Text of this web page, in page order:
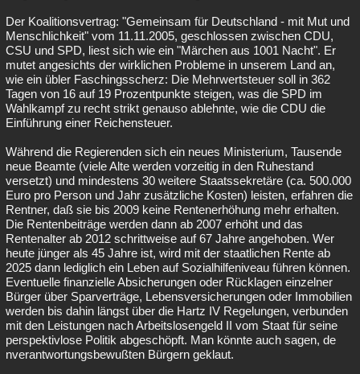
Der Koalitionsvertrag: "Gemeinsam für Deutschland - mit Mut und
Menschlichkeit" vom 11.11.2005, geschlossen zwischen CDU,
CSU und SPD, liest sich wie ein "Märchen aus 1001 Nacht". Er
mutet angesichts der wirklichen Probleme in unserem Land an,
wie ein übler Faschingsscherz: Die Mehrwertsteuer soll in 362
Tagen von 16 auf 19 Prozentpunkte steigen, was die SPD im
Wahlkampf zu recht strikt genauso ablehnte, wie die CDU die
Einführung einer Reichensteuer.
Während die Regierenden sich ein neues Ministerium, Tausende
neue Beamte (viele Alte werden vorzeitig in den Ruhestand
versetzt) und mindestens 30 weitere Staatssekretäre (ca. 500.000
Euro pro Person und Jahr zusätzliche Kosten) leisten, erfahren die
Rentner, daß sie bis 2009 keine Rentenerhöhung mehr erhalten.
Die Rentenbeiträge werden dann ab 2007 erhöht und das
Rentenalter ab 2012 schrittweise auf 67 Jahre angehoben. Wer
heute jünger als 45 Jahre ist, wird mit der staatlichen Rente ab
2025 dann lediglich ein Leben auf Sozialhilfeniveau führen können.
Eventuelle finanzielle Absicherungen oder Rücklagen einzelner
Bürger über Sparverträge, Lebensversicherungen oder Immobilien
werden bis dahin längst über die Hartz IV Regelungen, verbunden
mit den Leistungen nach Arbeitslosengeld II vom Staat für seine
perspektivlose Politik abgeschöpft. Man könnte auch sagen, de
nverantwortungsbewußten Bürgern geklaut.